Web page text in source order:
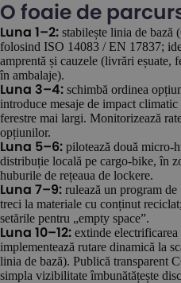
O foaie de
Luna 1–2: stabilește linia de bază
folosind ISO 14083 / EN 17837;
amprentă și cauzele (livrări eșuate,
în ambalaje).
Luna 3–4: schimbă ordinea
introduce mesaje de impact
ferestre mai largi. Monitorizează
opțiunilor.
Luna 5–6: pilotează două micro-
distribuție locală pe cargo-bike, în
huburile de rețeaua de lockere.
Luna 7–9: rulează un program de
treci la materiale cu conținut
setările pentru „empty space”.
Luna 10–12: extinde electrificarea
implementează rutare dinamică la
linia de bază). Publică transparent
simpla vizibilitate îmbunătățește